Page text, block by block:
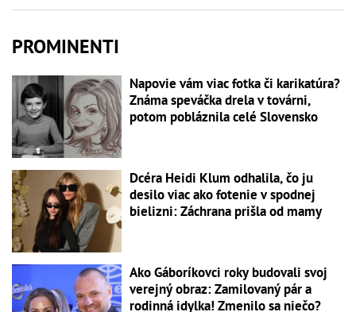
PROMINENTI
Napovie vám viac fotka či karikatúra?
Známa speváčka drela v továrni,
potom pobláznila celé Slovensko
Dcéra Heidi Klum odhalila, čo ju
desilo viac ako fotenie v spodnej
bielizni: Záchrana prišla od mamy
Ako Gáboríkovci roky budovali svoj
verejný obraz: Zamilovaný pár a
rodinná idylka! Zmenilo sa niečo?